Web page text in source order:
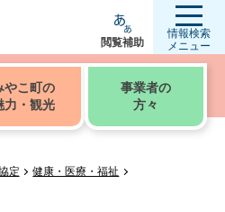
閲覧補助
情報検索
メニュー
やこ町の
力・観光
事業者の
方々
定
健康・医療・福祉